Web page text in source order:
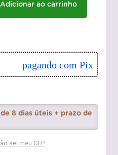
Adicionar ao carrinho
pagando com Pix
8 dias úteis + prazo de